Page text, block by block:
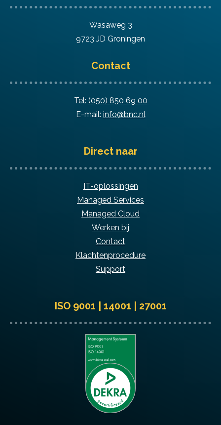
Wasaweg 3
9723 JD Groningen
Contact
Tel: (050) 850 69 00
E-mail: info@bnc.nl
Direct naar
IT-oplossingen
Managed Services
Managed Cloud
Werken bij
Contact
Klachtenprocedure
Support
ISO 9001 | 14001 | 27001